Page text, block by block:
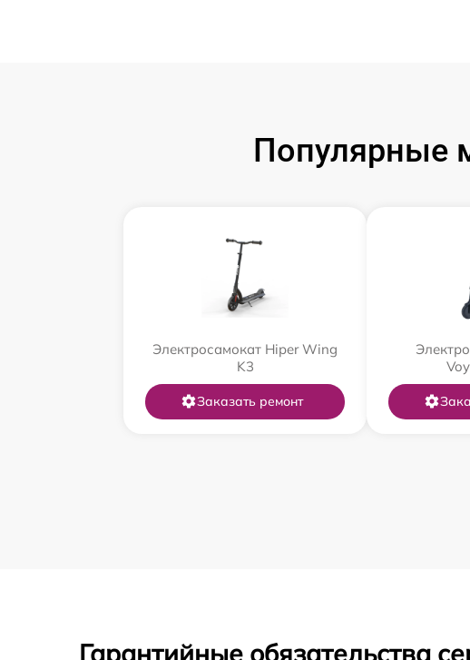
Популярные
Электросамокат Hiper Wing
K3
Заказать ремонт
Гарантийные обязательства